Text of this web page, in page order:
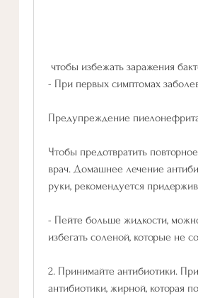
чтобы избежать заражения
- При первых симптомах
Предупреждение
Чтобы предотвратить
врач. Домашнее лечение
руки, рекомендуется
- Пейте больше жидкости,
избегать соленой, которые не
2. Принимайте антибиотики.
антибиотики, жирной, которая